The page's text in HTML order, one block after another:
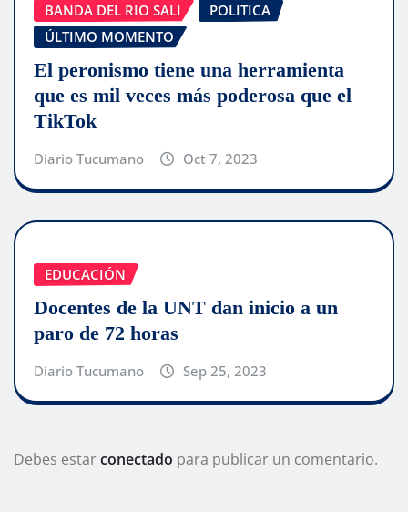
BANDA DEL RIO SALI
POLITICA
ÚLTIMO MOMENTO
El peronismo tiene una herramienta
que es mil veces más poderosa que el
TikTok
Diario Tucumano Oct 7, 2023
EDUCACIÓN
Docentes de la UNT dan inicio a un
paro de 72 horas
Diario Tucumano Sep 25, 2023
Debes estarconectado para publicar un comentario.